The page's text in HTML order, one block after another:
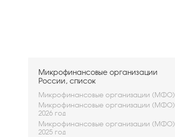
Микрофинансовые организации
России, список
Микрофинансовые организации (МФО)
Микрофинансовые организации (МФО)
2026 год
Микрофинансовые организации (МФО)
2025 год